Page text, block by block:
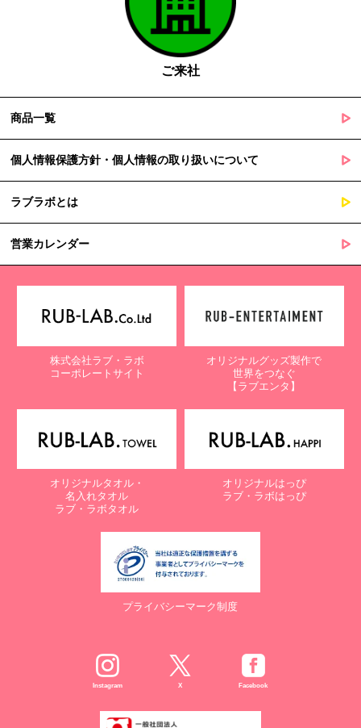
国の機関若しくは地方公共団体又はその委託を受けた者が法令
の定める事務を遂行することに対して協力する必要がある場合
であって、本人の同意を得ることによって当該事務の遂行に支
障を及ぼすおそれがあるとき
当社は個人情報の取扱業務の全部または一部を外部に業務委託する
その際、弊社は、個人情報を適切に保護できる管理体制を敷き実行
していることを条件として委託先を厳選したうえで、機密保持契約
を委託先と締結し、お客様の個人情報を厳密に管理させます。
６. 個人情報（保有個人データを含む）の利用目的通知、開示・訂
正等、利用停止等の請求
情報の利用目的の通知、開示、訂正・追加・削除、利用停止・消去
たします。これらの請求は、次の窓口にて受け付けております。
〒761-0323 香川県高松市亀田町90-1
株式会社ラブ・ラボ
電子メール：info@rub-lab.com
【認定個人情報保護団体の名称及び、苦情の解決の申出先】
一般財団法人日本情報経済社会推進協会
認定個人情報保護団体事務局
〒106-0032 東京都港区六本木一丁目9番9号 六本木ファースト
７. 個人情報の提供の任意性と提供されない場合に起こりうる影響
８. Cookie（クッキー）等の利用について
当社のウェブサイトでは、お客様に適したサービスや情報、広告等
ご来社
商品一覧
個人情報保護方針・個人情報の取り扱いについて
ラブラボとは
営業カレンダー
株式会社ラブ・ラボ
コーポレートサイト
オリジナルグッズ製作で
世界をつなぐ
【ラブエンタ】
オリジナルタオル・
名入れタオル
ラブ・ラボタオル
オリジナルはっぴ
ラブ・ラボはっぴ
プライバシーマーク制度
Instagram X Facebook